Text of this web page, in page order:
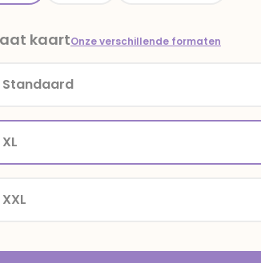
kaartOnze verschillende formaten
XXL
XL
Standaard